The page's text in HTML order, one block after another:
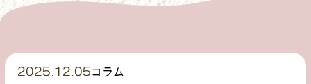
2025.12.05コラム